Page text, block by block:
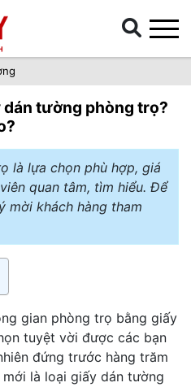
dán tường phòng trọ?
là lựa chọn phù hợp, giá
quan tâm, tìm hiểu. Để
mời khách hàng tham
gian phòng trọ bằng giấy
tuyệt vời được các bạn
đứng trước hàng trăm
mới là loại giấy dán tường